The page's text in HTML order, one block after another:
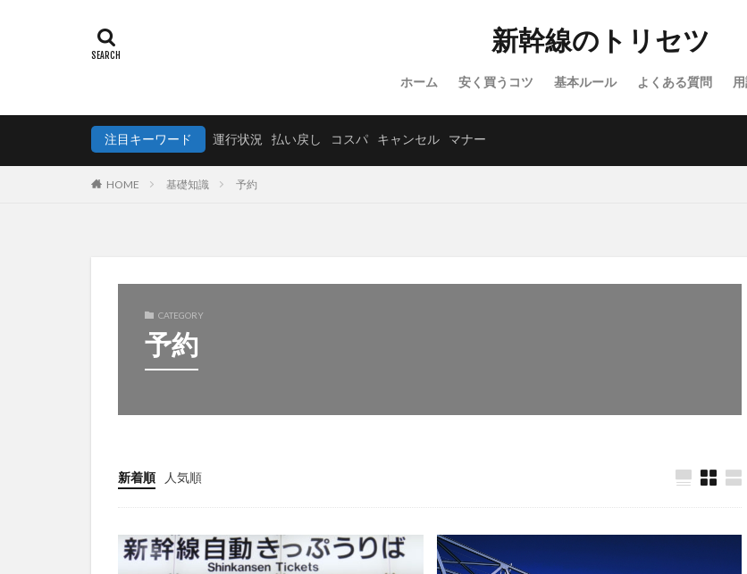
新幹線のトリセツ
ホーム 安く買うコツ 基本ルール よくある質問
注目キーワード 運行状況 払い戻し コスパ キャンセル マナー
HOME 基礎知識 予約
CATEGORY
予約
新着順 人気順